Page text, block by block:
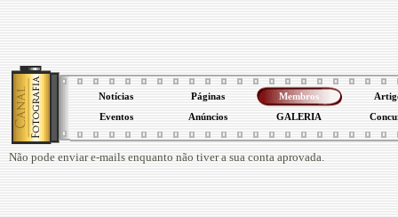
Notícias Páginas Membros
Eventos Anúncios GALERIA
Não pode enviar e-mails enquanto não tiver a sua conta aprovada.